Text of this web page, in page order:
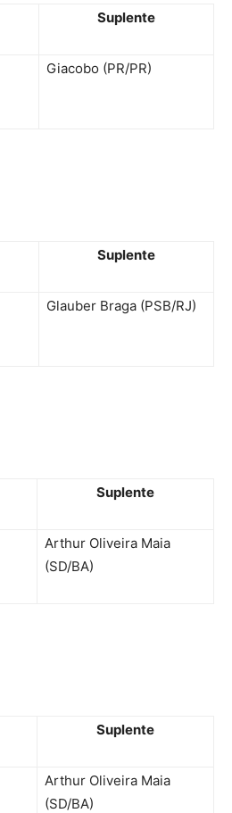
Suplente
Giacobo (PR/PR)
Suplente
Glauber Braga (PSB/RJ)
Suplente
Arthur Oliveira Maia
(SD/BA)
Suplente
Arthur Oliveira Maia
(SD/BA)